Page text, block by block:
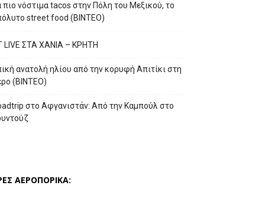
πιο νόστιμα tacos στην Πόλη του Μεξικού, το
street food (ΒΙΝΤΕΟ)
LIVE ΣΤΑ ΧΑΝΙΑ – ΚΡΗΤΗ
ανατολή ηλίου από την κορυφή Απιτίκι στη
(ΒΙΝΤΕΟ)
στο Αφγανιστάν: Από την Καμπούλ στο
ΑΕΡΟΠΟΡΙΚΑ: